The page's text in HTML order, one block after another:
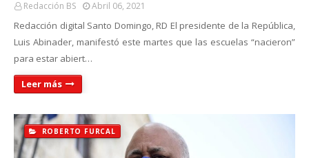
Redacción BS Abril 06, 2021
Redacción digital Santo Domingo, RD El presidente de la República,
Luis Abinader, manifestó este martes que las escuelas “nacieron”
para estar abiert…
Leer más
ROBERTO FURCAL